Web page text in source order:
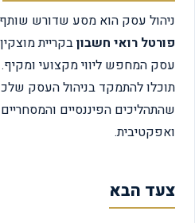
ניהול עסק הוא מסע שדורש שותף
פורטל רואי חשבוןבקריית מוצקין
עסק המחפש ליווי מקצועי ומקיף.
תוכלו להתמקד בניהול העסק שלכם
שהתהליכים הפיננסיים והמסחריים
ואפקטיבית.
צעד הבא